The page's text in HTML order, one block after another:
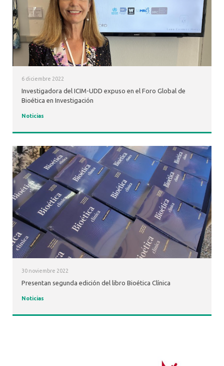
6 diciembre 2022
Investigadora del ICIM-UDD expuso en el Foro Global de
Bioética en Investigación
Noticias
30 noviembre 2022
Presentan segunda edición del libro Bioética Clínica
Noticias